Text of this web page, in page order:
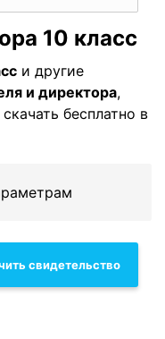
10 класс
и другие
и директора,
бесплатно в
свидетельство